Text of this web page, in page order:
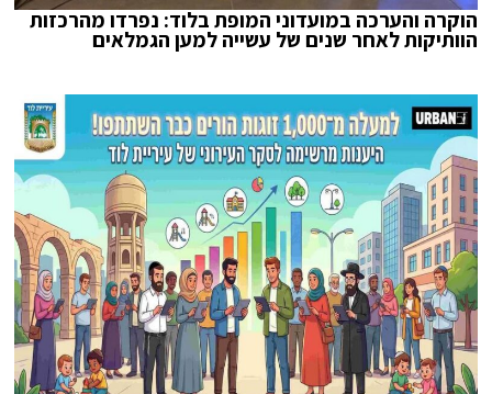
הוקרה והערכה במועדוני המופת בלוד: נפרדו מהרכזות
הוותיקות לאחר שנים של עשייה למען הגמלאים